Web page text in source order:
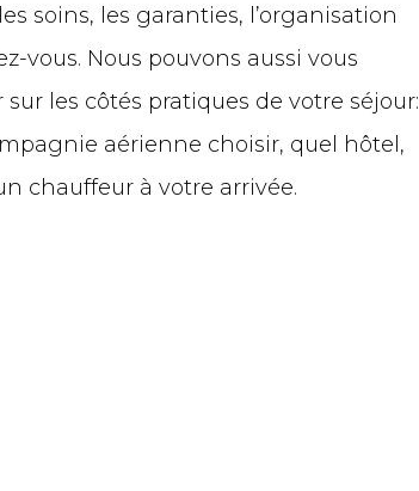
soins, les garanties, l’organisation
vous. Nous pouvons aussi vous
sur les côtés pratiques de votre séjour:
aérienne choisir, quel hôtel,
chauffeur à votre arrivée.